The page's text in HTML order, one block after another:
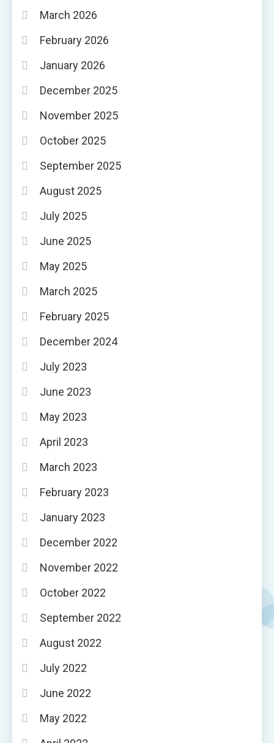
March 2026
February 2026
January 2026
December 2025
November 2025
October 2025
September 2025
August 2025
July 2025
June 2025
May 2025
March 2025
February 2025
December 2024
July 2023
June 2023
May 2023
April 2023
March 2023
February 2023
January 2023
December 2022
November 2022
October 2022
September 2022
August 2022
July 2022
June 2022
May 2022